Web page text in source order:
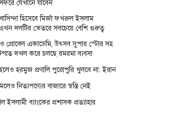
সফরে যেখানে যাবেন
হিসেবে মির্জা ফখরুল ইসলাম
দলটির ভেতরে সবচেয়ে বেশি গুরুত্ব
প্রোবেল একাডেমি, উৎসব সুপার স্টোর সহ
দখল করে চলছে রমরমা ব্যবসা
হলেও হরমুজ প্রণালি পুরোপুরি খুলবে না: ইরান
নিত্যপণ্যের বাজারে স্বস্তি নেই
ইসলামী ব্যাংকের প্রশাসক প্রত্যাহার